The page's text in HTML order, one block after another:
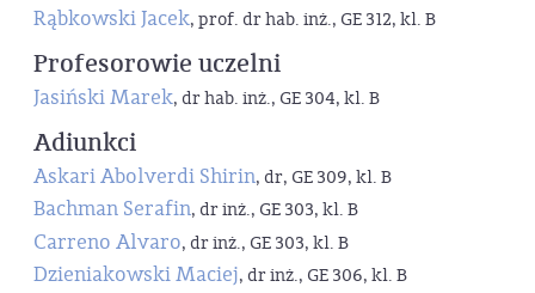
Rąbkowski Jacek, prof. dr hab. inż., GE 312, kl. B
Profesorowie uczelni
Jasiński Marek, dr hab. inż., GE 304, kl. B
Adiunkci
Askari Abolverdi Shirin, dr, GE 309, kl. B
Bachman Serafin, dr inż., GE 303, kl. B
Carreno Alvaro, dr inż., GE 303, kl. B
Dzieniakowski Maciej, dr inż., GE 306, kl. B